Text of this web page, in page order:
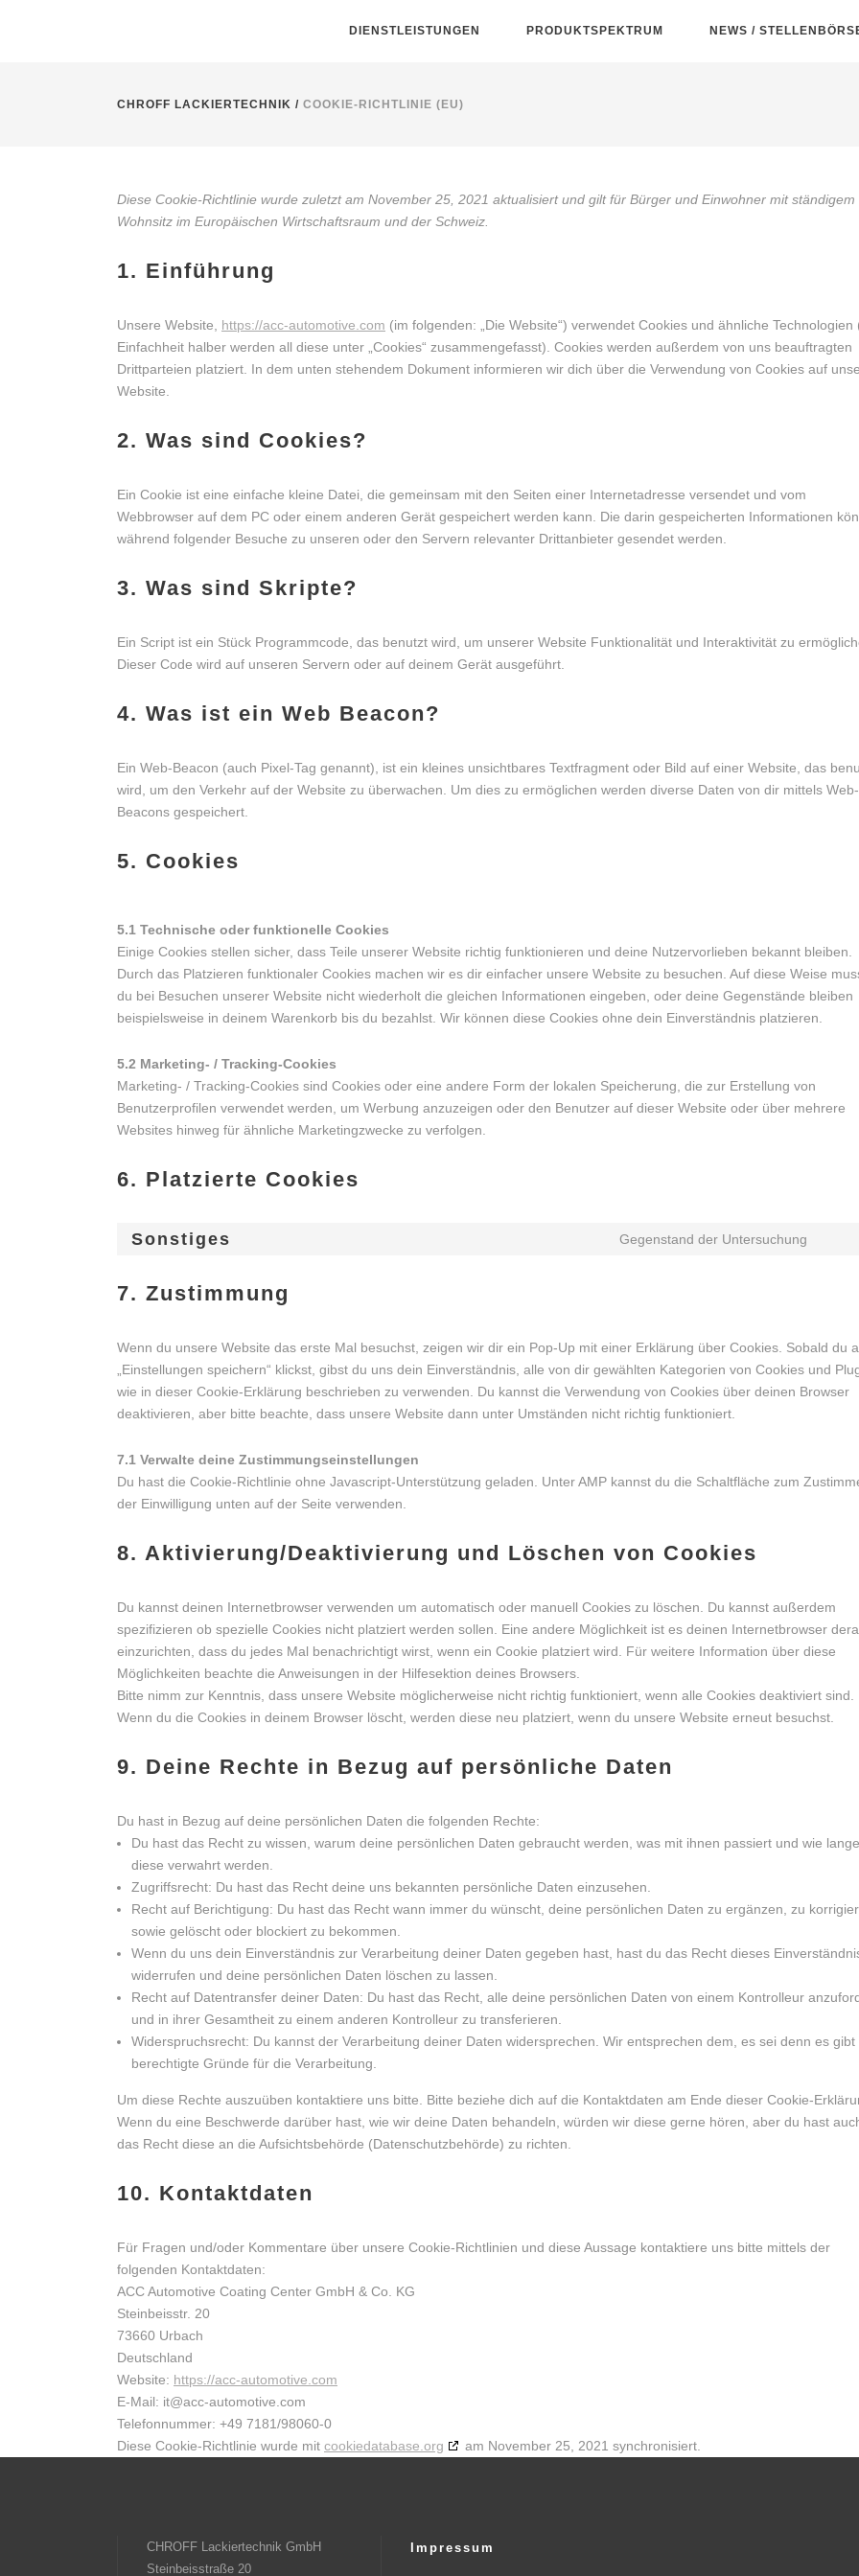
DIENSTLEISTUNGEN PRODUKTSPEKTRUM NEWS /
CHROFF LACKIERTECHNIK / COOKIE-RICHTLINIE (EU)
Diese Cookie-Richtlinie wurde zuletzt am November 25, 2021 aktualisiert und gilt für Bürger und Einwohner mit ständigem
Wohnsitz im Europäischen Wirtschaftsraum und der Schweiz.
1. Einführung
Unsere Website, https://acc-automotive.com (im folgenden: „Die Website“) verwendet Cookies und ähnliche Technologien
Einfachheit halber werden all diese unter „Cookies“ zusammengefasst). Cookies werden außerdem von uns beauftragten
Drittparteien platziert. In dem unten stehendem Dokument informieren wir dich über die Verwendung von Cookies auf
Website.
2. Was sind Cookies?
Ein Cookie ist eine einfache kleine Datei, die gemeinsam mit den Seiten einer Internetadresse versendet und vom
Webbrowser auf dem PC oder einem anderen Gerät gespeichert werden kann. Die darin gespeicherten Informationen
während folgender Besuche zu unseren oder den Servern relevanter Drittanbieter gesendet werden.
3. Was sind Skripte?
Ein Script ist ein Stück Programmcode, das benutzt wird, um unserer Website Funktionalität und Interaktivität zu
Dieser Code wird auf unseren Servern oder auf deinem Gerät ausgeführt.
4. Was ist ein Web Beacon?
Ein Web-Beacon (auch Pixel-Tag genannt), ist ein kleines unsichtbares Textfragment oder Bild auf einer Website, das
wird, um den Verkehr auf der Website zu überwachen. Um dies zu ermöglichen werden diverse Daten von dir mittels Web-
Beacons gespeichert.
5. Cookies
5.1 Technische oder funktionelle Cookies
Einige Cookies stellen sicher, dass Teile unserer Website richtig funktionieren und deine Nutzervorlieben bekannt bleiben.
Durch das Platzieren funktionaler Cookies machen wir es dir einfacher unsere Website zu besuchen. Auf diese Weise
du bei Besuchen unserer Website nicht wiederholt die gleichen Informationen eingeben, oder deine Gegenstände bleiben
beispielsweise in deinem Warenkorb bis du bezahlst. Wir können diese Cookies ohne dein Einverständnis platzieren.
5.2 Marketing- / Tracking-Cookies
Marketing- / Tracking-Cookies sind Cookies oder eine andere Form der lokalen Speicherung, die zur Erstellung von
Benutzerprofilen verwendet werden, um Werbung anzuzeigen oder den Benutzer auf dieser Website oder über mehrere
Websites hinweg für ähnliche Marketingzwecke zu verfolgen.
6. Platzierte Cookies
Sonstiges Gegenstand der Untersuchung
7. Zustimmung
Wenn du unsere Website das erste Mal besuchst, zeigen wir dir ein Pop-Up mit einer Erklärung über Cookies. Sobald du
„Einstellungen speichern“ klickst, gibst du uns dein Einverständnis, alle von dir gewählten Kategorien von Cookies und
wie in dieser Cookie-Erklärung beschrieben zu verwenden. Du kannst die Verwendung von Cookies über deinen Browser
deaktivieren, aber bitte beachte, dass unsere Website dann unter Umständen nicht richtig funktioniert.
7.1 Verwalte deine Zustimmungseinstellungen
Du hast die Cookie-Richtlinie ohne Javascript-Unterstützung geladen. Unter AMP kannst du die Schaltfläche zum
der Einwilligung unten auf der Seite verwenden.
8. Aktivierung/Deaktivierung und Löschen von Cookies
Du kannst deinen Internetbrowser verwenden um automatisch oder manuell Cookies zu löschen. Du kannst außerdem
spezifizieren ob spezielle Cookies nicht platziert werden sollen. Eine andere Möglichkeit ist es deinen Internetbrowser
einzurichten, dass du jedes Mal benachrichtigt wirst, wenn ein Cookie platziert wird. Für weitere Information über diese
Möglichkeiten beachte die Anweisungen in der Hilfesektion deines Browsers.
Bitte nimm zur Kenntnis, dass unsere Website möglicherweise nicht richtig funktioniert, wenn alle Cookies deaktiviert sind.
Wenn du die Cookies in deinem Browser löscht, werden diese neu platziert, wenn du unsere Website erneut besuchst.
9. Deine Rechte in Bezug auf persönliche Daten
Du hast in Bezug auf deine persönlichen Daten die folgenden Rechte:
Du hast das Recht zu wissen, warum deine persönlichen Daten gebraucht werden, was mit ihnen passiert und wie lange
diese verwahrt werden.
Zugriffsrecht: Du hast das Recht deine uns bekannten persönliche Daten einzusehen.
Recht auf Berichtigung: Du hast das Recht wann immer du wünscht, deine persönlichen Daten zu ergänzen, zu
sowie gelöscht oder blockiert zu bekommen.
Wenn du uns dein Einverständnis zur Verarbeitung deiner Daten gegeben hast, hast du das Recht dieses
widerrufen und deine persönlichen Daten löschen zu lassen.
Recht auf Datentransfer deiner Daten: Du hast das Recht, alle deine persönlichen Daten von einem Kontrolleur
und in ihrer Gesamtheit zu einem anderen Kontrolleur zu transferieren.
Widerspruchsrecht: Du kannst der Verarbeitung deiner Daten widersprechen. Wir entsprechen dem, es sei denn es gibt
berechtigte Gründe für die Verarbeitung.
Um diese Rechte auszuüben kontaktiere uns bitte. Bitte beziehe dich auf die Kontaktdaten am Ende dieser Cookie-
Wenn du eine Beschwerde darüber hast, wie wir deine Daten behandeln, würden wir diese gerne hören, aber du hast
das Recht diese an die Aufsichtsbehörde (Datenschutzbehörde) zu richten.
10. Kontaktdaten
Für Fragen und/oder Kommentare über unsere Cookie-Richtlinien und diese Aussage kontaktiere uns bitte mittels der
folgenden Kontaktdaten:
ACC Automotive Coating Center GmbH & Co. KG
Steinbeisstr. 20
73660 Urbach
Deutschland
Website: https://acc-automotive.com
E-Mail: it@acc-automotive.com
Telefonnummer: +49 7181/98060-0
Diese Cookie-Richtlinie wurde mit cookiedatabase.org am November 25, 2021 synchronisiert.
CHROFF Lackiertechnik GmbH
Steinbeisstraße 20
Impressum